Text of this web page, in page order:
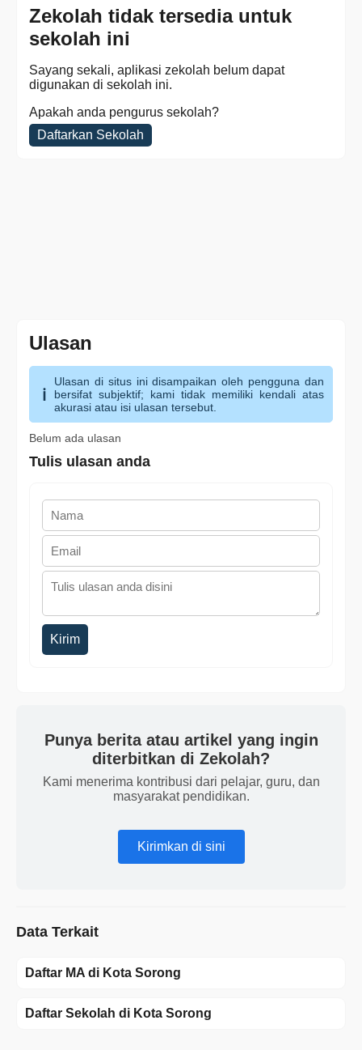
Zekolah tidak tersedia untuk
sekolah ini
Sayang sekali, aplikasi zekolah belum dapat
digunakan di sekolah ini.
Apakah anda pengurus sekolah?
Daftarkan Sekolah
Ulasan
Ulasan di situs ini disampaikan oleh pengguna dan
bersifat subjektif; kami tidak memiliki kendali atas
akurasi atau isi ulasan tersebut.
Belum ada ulasan
Tulis ulasan anda
Kirim
Punya berita atau artikel yang ingin
diterbitkan di Zekolah?
Kami menerima kontribusi dari pelajar, guru, dan
masyarakat pendidikan.
Kirimkan di sini
Data Terkait
Daftar MA di Kota Sorong
Daftar Sekolah di Kota Sorong